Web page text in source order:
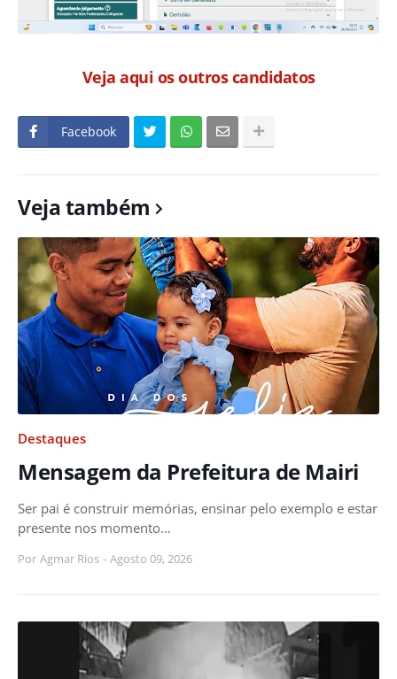
Veja aqui os outros candidatos
Facebook
Veja também
Destaques
Mensagem da Prefeitura de Mairi
Ser pai é construir memórias, ensinar pelo exemplo e estar
presente nos momento…
Por Agmar Rios - Agosto 09, 2026